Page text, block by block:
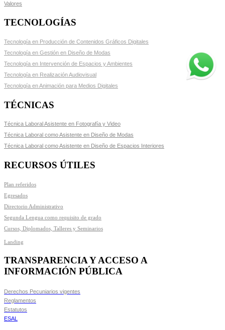
Valores
TECNOLOGÍAS
Tecnología en Producción de Contenidos Gráficos Digitales
Tecnología en Gestión en Diseño de Modas
Tecnología en Intervención de Espacios y Ambientes
Tecnología en Realización Audiovisual
Tecnología en Animación para Medios Digitales
TÉCNICAS
Técnica Laboral Asistente en Fotografía y Video
Técnica Laboral como Asistente en Diseño de Modas
Técnica Laboral como Asistente en Diseño de Espacios Interiores
RECURSOS ÚTILES
Plan referidos
Egresados
Directorio Administrativo
Segunda Lengua como requisito de grado
Cursos, Diplomados, Talleres y Seminarios
Landing
TRANSPARENCIA Y ACCESO A
INFORMACIÓN PÚBLICA
Derechos Pecuniarios vigentes
Reglamentos
Estatutos
ESAL